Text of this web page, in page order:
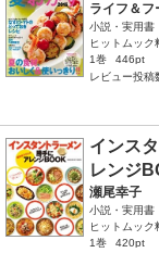
ライフ＆フ
小説・実用書
ヒットムック
1巻
446pt
レビュー投稿
インス
レンジ
瀬尾幸子
小説・実用書
ヒットムック
1巻
420pt